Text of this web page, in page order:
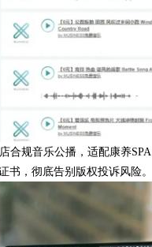
合规音乐公播，适配康养
书，彻底告别版权投诉风险。